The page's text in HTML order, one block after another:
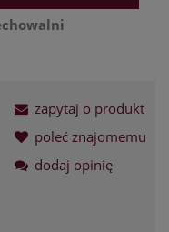
zapytaj o produkt
poleć znajomemu
dodaj opinię